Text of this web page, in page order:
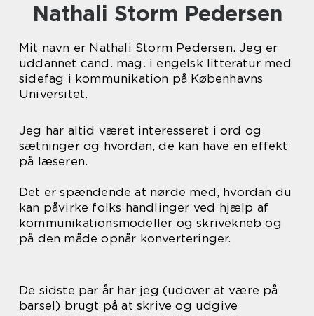
Nathali Storm Pedersen
Mit navn er Nathali Storm Pedersen. Jeg er
uddannet cand. mag. i engelsk litteratur med
sidefag i kommunikation på Københavns
Universitet.
Jeg har altid været interesseret i ord og
sætninger og hvordan, de kan have en effekt
på læseren.
Det er spændende at nørde med, hvordan du
kan påvirke folks handlinger ved hjælp af
kommunikationsmodeller og skrivekneb og
på den måde opnår konverteringer.
De sidste par år har jeg (udover at være på
barsel) brugt på at skrive og udgive